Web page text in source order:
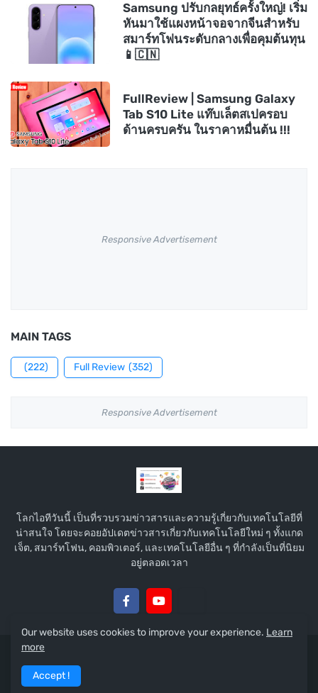
Samsung ปรับกลยุทธ์ครั้งใหญ่! เริ่ม
หันมาใช้แผงหน้าจอจากจีนสำหรับ
สมาร์ทโฟนระดับกลางเพื่อคุมต้นทุน
📱🇨🇳
FullReview | Samsung Galaxy
Tab S10 Lite แท๊บเล็ตสเปครอบ
ด้านครบครัน ในราคาหมื่นต้น !!!
Responsive Advertisement
MAIN TAGS
(222) Full Review (352)
Responsive Advertisement
โลกไอทีวันนี้ เป็นที่รวบรวมข่าวสารและความรู้เกี่ยวกับเทคโนโลยีที่
น่าสนใจ โดยจะคอยอัปเดตข่าวสารเกี่ยวกับเทคโนโลยีใหม่ ๆ ทั้งแกด
เจ็ต, สมาร์ทโฟน, คอมพิวเตอร์, และเทคโนโลยีอื่น ๆ ที่กำลังเป็นที่นิยม
อยู่ตลอดเวลา
Our website uses cookies to improve your experience. Learn
more
Accept !